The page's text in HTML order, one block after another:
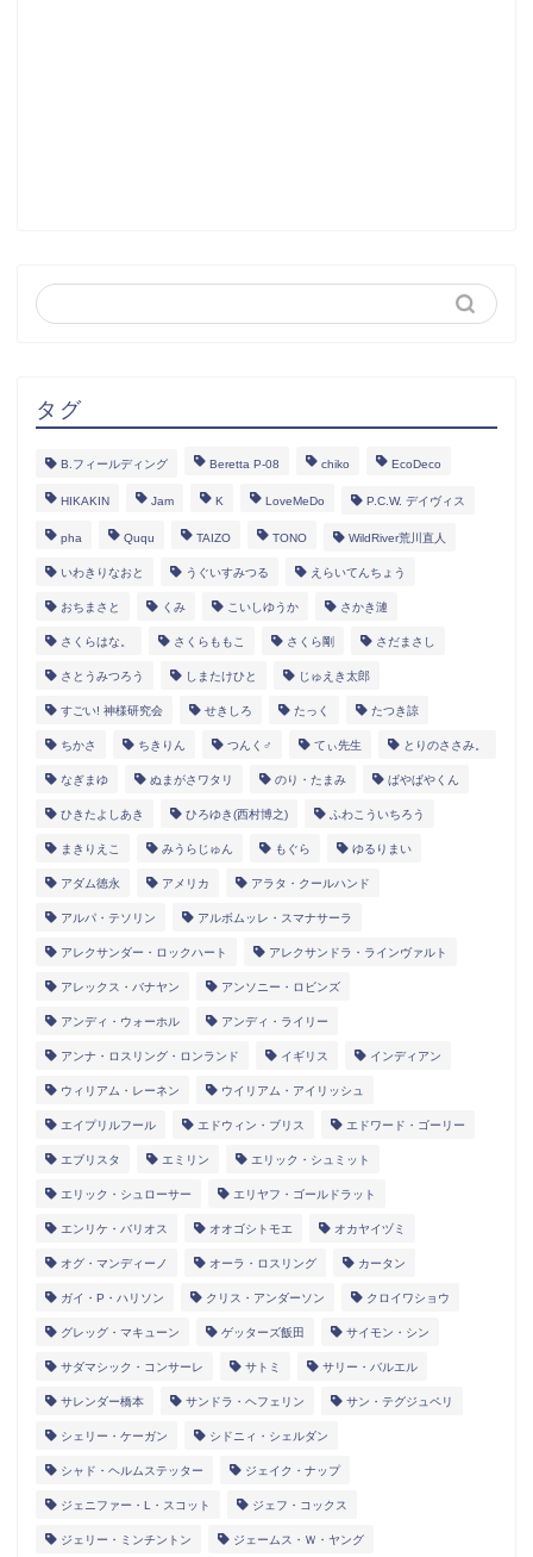
タグ
B.フィールディング Beretta P-08 chiko EcoDeco
HIKAKIN Jam K LoveMeDo P.C.W. デイヴィス
pha Ququ TAIZO TONO WildRiver荒川直人
いわきりなおと うぐいすみつる えらいてんちょう
おちまさと くみ こいしゆうか さかき漣
さくらはな。 さくらももこ さくら剛 さだまさし
さとうみつろう しまたけひと じゅえき太郎
すごい! 神様研究会 せきしろ たっく たつき諒
ちかさ ちきりん つんく♂ てぃ先生 とりのささみ。
なぎまゆ ぬまがさワタリ のり・たまみ ぱやぱやくん
ひきたよしあき ひろゆき(西村博之) ふわこういちろう
まきりえこ みうらじゅん もぐら ゆるりまい
アダム徳永 アメリカ アラタ・クールハンド
アルパ・テソリン アルボムッレ・スマナサーラ
アレクサンダー・ロックハート アレクサンドラ・ラインヴァルト
アレックス・バナヤン アンソニー・ロビンズ
アンディ・ウォーホル アンディ・ライリー
アンナ・ロスリング・ロンランド イギリス インディアン
ウィリアム・レーネン ウイリアム・アイリッシュ
エイプリルフール エドウィン・ブリス エドワード・ゴーリー
エブリスタ エミリン エリック・シュミット
エリック・シュローサー エリヤフ・ゴールドラット
エンリケ・バリオス オオゴシトモエ オカヤイヅミ
オグ・マンディーノ オーラ・ロスリング カータン
ガイ・P・ハリソン クリス・アンダーソン クロイワショウ
グレッグ・マキューン ゲッターズ飯田 サイモン・シン
サダマシック・コンサーレ サトミ サリー・バルエル
サレンダー橋本 サンドラ・ヘフェリン サン・テグジュペリ
シェリー・ケーガン シドニィ・シェルダン
シャド・ヘルムステッター ジェイク・ナップ
ジェニファー・L・スコット ジェフ・コックス
ジェリー・ミンチントン ジェームス・Ｗ・ヤング